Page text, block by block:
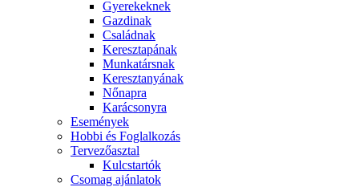
Gyerekeknek
Gazdinak
Családnak
Keresztapának
Munkatársnak
Keresztanyának
Nőnapra
Karácsonyra
Események
Hobbi és Foglalkozás
Tervezőasztal
Kulcstartók
Csomag ajánlatok